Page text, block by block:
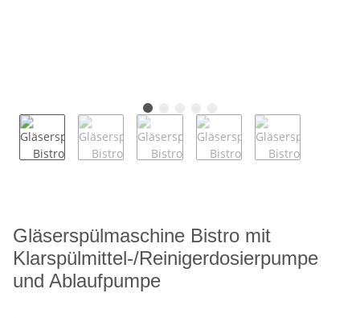
Gläserspülmaschine Bistro mit
Klarspülmittel-/Reinigerdosierpumpe
und Ablaufpumpe